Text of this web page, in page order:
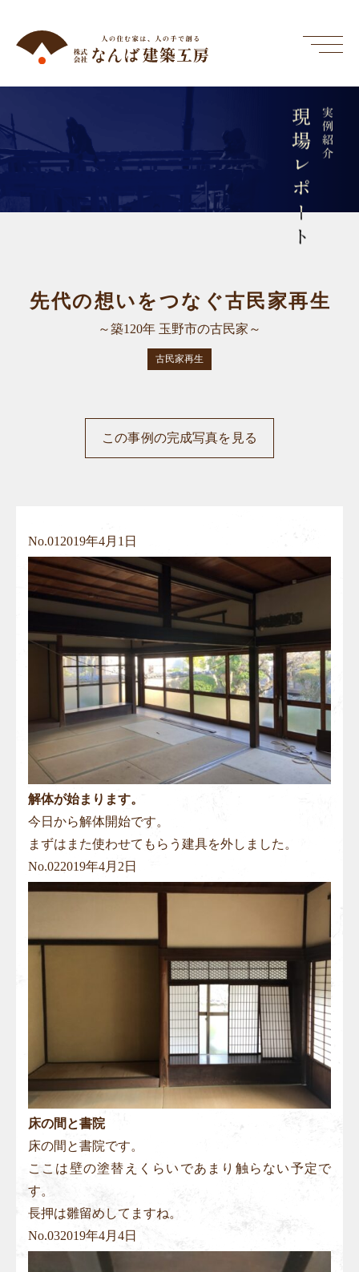
実例紹介
現場レポート
先代の想いをつなぐ古民家再生
～築120年 玉野市の古民家～
古民家再生
この事例の完成写真を見る
No.01 2019年4月1日
解体が始まります。
今日から解体開始です。
まずはまた使わせてもらう建具を外しました。
No.022019年4月2日
床の間と書院
床の間と書院です。
ここは壁の塗替えくらいであまり触らない予定で
す。
長押は雛留めしてますね。
No.032019年4月4日